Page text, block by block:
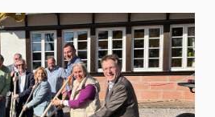
der
Schiene
ins
Dahner
Felsenland